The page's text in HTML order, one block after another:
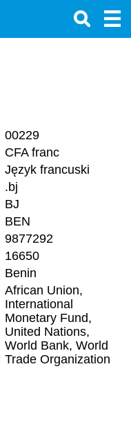
00229
CFA franc
Język francuski
.bj
BJ
BEN
9877292
16650
Benin
African Union,
International
Monetary Fund,
United Nations,
World Bank, World
Trade Organization